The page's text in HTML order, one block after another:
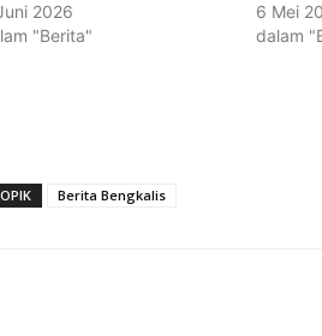
2026
"Berita"
6 Mei
dalam
Berita Bengkalis